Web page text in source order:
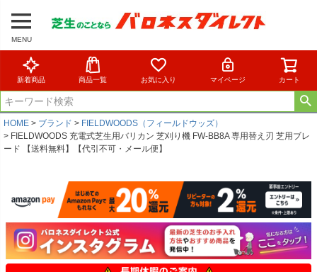
MENU
新着商品 商品一覧 お気に入り マイページ カート
HOME ブランド
FIELDWOODS（フィールドウッズ）
FIELDWOODS 充電式芝生用バリカン 芝刈り機 FW-BB8A 専用替え刃 芝用ブレ
ード 【送料無料】【代引不可・メール便】